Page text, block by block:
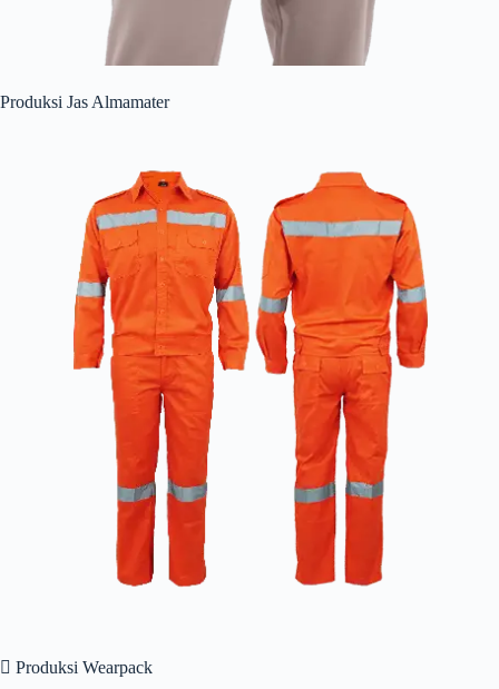
Produksi Jas Almamater
 Produksi Wearpack